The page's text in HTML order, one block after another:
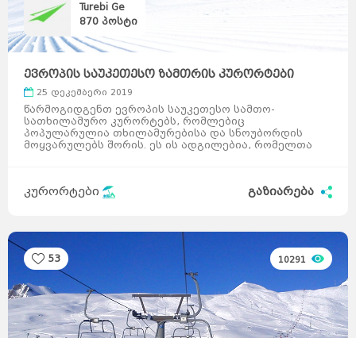
Turebi Ge
870 პოსტი
ევროპის საუკეთესო ზამთრის კურორტები
25 დეკემბერი 2019
წარმოგიდგენთ ევროპის საუკეთესო სამთო-
სათხილამურო კურორტებს, რომლებიც
პოპულარულია თხილამურებისა და სნოუბორდის
მოყვარულებს შორის. ეს ის ადგილებია, რომელთა
კურორტები გაზიარება
53 10291